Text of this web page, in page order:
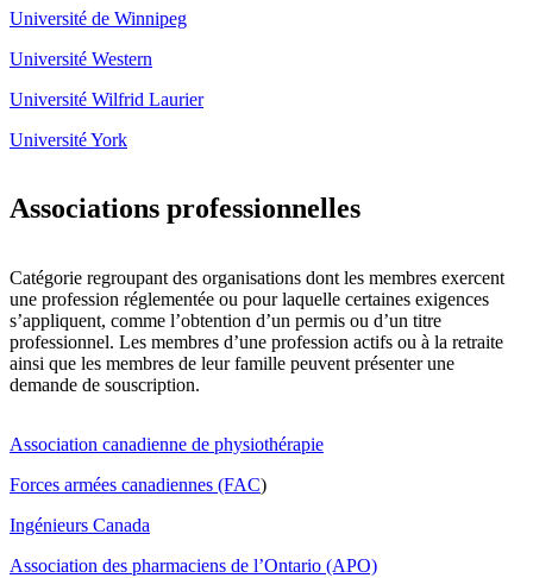
Université de Winnipeg
Université Western
Université Wilfrid Laurier
Université York
Associations professionnelles
Catégorie regroupant des organisations dont les membres exercent
une profession réglementée ou pour laquelle certaines exigences
s’appliquent, comme l’obtention d’un permis ou d’un titre
professionnel. Les membres d’une profession actifs ou à la retraite
ainsi que les membres de leur famille peuvent présenter une
demande de souscription.
Association canadienne de physiothérapie
Forces armées canadiennes (FAC)
Ingénieurs Canada
Association des pharmaciens de l’Ontario (APO)